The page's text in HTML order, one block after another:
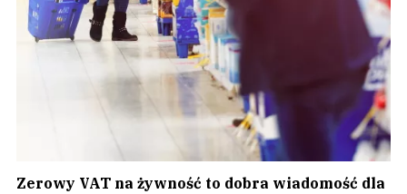
Zerowy VAT na żywność to dobra wiadomość dla